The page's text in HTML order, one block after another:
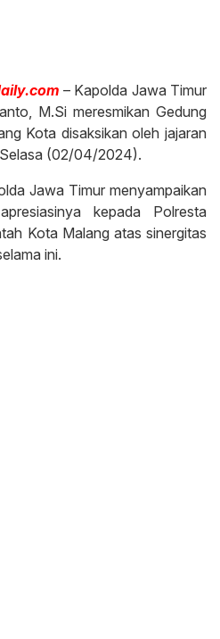
– Kapolda Jawa Timur
M.Si meresmikan Gedung
Kota disaksikan oleh jajaran
(02/04/2024).
Jawa Timur menyampaikan
kepada Polresta
Kota Malang atas sinergitas
ini.